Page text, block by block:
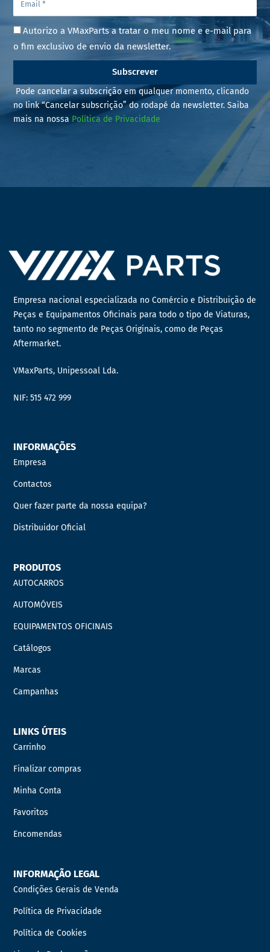
Autorizo a VMaxParts a tratar o meu nome e e-mail para
o fim exclusivo de envio da newsletter.
Subscrever
Pode cancelar a subscrição em qualquer momento, clicando
no link “Cancelar subscrição” do rodapé da newsletter. Saiba
mais na nossa Política de Privacidade
Empresa nacional especializada no Comércio e Distribuição de
Peças e Equipamentos Oficinais para todo o tipo de Viaturas,
tanto no segmento de Peças Originais, como de Peças
Aftermarket.
VMaxParts, Unipessoal Lda.
NIF: 515 472 999
INFORMAÇÕES
Empresa
Contactos
Quer fazer parte da nossa equipa?
Distribuidor Oficial
PRODUTOS
AUTOCARROS
AUTOMÓVEIS
EQUIPAMENTOS OFICINAIS
Catálogos
Marcas
Campanhas
LINKS ÚTEIS
Carrinho
Finalizar compras
Minha Conta
Favoritos
Encomendas
INFORMAÇÃO LEGAL
Condições Gerais de Venda
Política de Privacidade
Política de Cookies